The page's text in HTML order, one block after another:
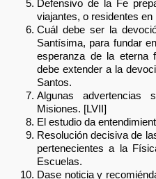
Defensivo de la Fe
viajantes, o residentes
Cuál debe ser la
Santísima, para fundar
esperanza de la eterna
debe extender a la
Santos.
Algunas advertencias
Misiones. [LVII]
El estudio da
Resolución decisiva de
pertenecientes a la
Escuelas.
Dase noticia y